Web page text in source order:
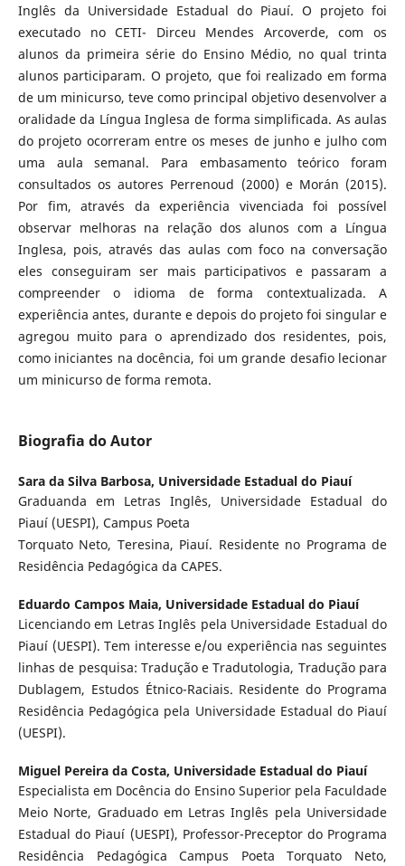
Inglês da Universidade Estadual do Piauí. O projeto foi
executado no CETI- Dirceu Mendes Arcoverde, com os
alunos da primeira série do Ensino Médio, no qual trinta
alunos participaram. O projeto, que foi realizado em forma
de um minicurso, teve como principal objetivo desenvolver a
oralidade da Língua Inglesa de forma simplificada. As aulas
do projeto ocorreram entre os meses de junho e julho com
uma aula semanal. Para embasamento teórico foram
consultados os autores Perrenoud (2000) e Morán (2015).
Por fim, através da experiência vivenciada foi possível
observar melhoras na relação dos alunos com a Língua
Inglesa, pois, através das aulas com foco na conversação
eles conseguiram ser mais participativos e passaram a
compreender o idioma de forma contextualizada. A
experiência antes, durante e depois do projeto foi singular e
agregou muito para o aprendizado dos residentes, pois,
como iniciantes na docência, foi um grande desafio lecionar
um minicurso de forma remota.
Biografia do Autor
Sara da Silva Barbosa, Universidade Estadual do Piauí
Graduanda em Letras Inglês, Universidade Estadual do
Piauí (UESPI), Campus Poeta
Torquato Neto, Teresina, Piauí. Residente no Programa de
Residência Pedagógica da CAPES.
Eduardo Campos Maia, Universidade Estadual do Piauí
Licenciando em Letras Inglês pela Universidade Estadual do
Piauí (UESPI). Tem interesse e/ou experiência nas seguintes
linhas de pesquisa: Tradução e Tradutologia, Tradução para
Dublagem, Estudos Étnico-Raciais. Residente do Programa
Residência Pedagógica pela Universidade Estadual do Piauí
(UESPI).
Miguel Pereira da Costa, Universidade Estadual do Piauí
Especialista em Docência do Ensino Superior pela Faculdade
Meio Norte, Graduado em Letras Inglês pela Universidade
Estadual do Piauí (UESPI), Professor-Preceptor do Programa
Residência Pedagógica Campus Poeta Torquato Neto,